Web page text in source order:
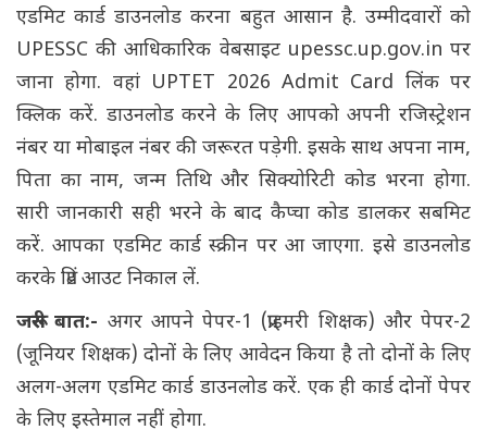
एडमिट कार्ड डाउनलोड करना बहुत आसान है. उम्मीदवारों को
UPESSC की आधिकारिक वेबसाइट upessc.up.gov.in पर
जाना होगा. वहां UPTET 2026 Admit Card लिंक पर
क्लिक करें. डाउनलोड करने के लिए आपको अपनी रजिस्ट्रेशन
नंबर या मोबाइल नंबर की जरूरत पड़ेगी. इसके साथ अपना नाम,
पिता का नाम, जन्म तिथि और सिक्योरिटी कोड भरना होगा.
सारी जानकारी सही भरने के बाद कैप्चा कोड डालकर सबमिट
करें. आपका एडमिट कार्ड स्क्रीन पर आ जाएगा. इसे डाउनलोड
करके प्रिंट आउट निकाल लें.
जरूरी बात:- अगर आपने पेपर-1 (प्राइमरी शिक्षक) और पेपर-2
(जूनियर शिक्षक) दोनों के लिए आवेदन किया है तो दोनों के लिए
अलग-अलग एडमिट कार्ड डाउनलोड करें. एक ही कार्ड दोनों पेपर
के लिए इस्तेमाल नहीं होगा.